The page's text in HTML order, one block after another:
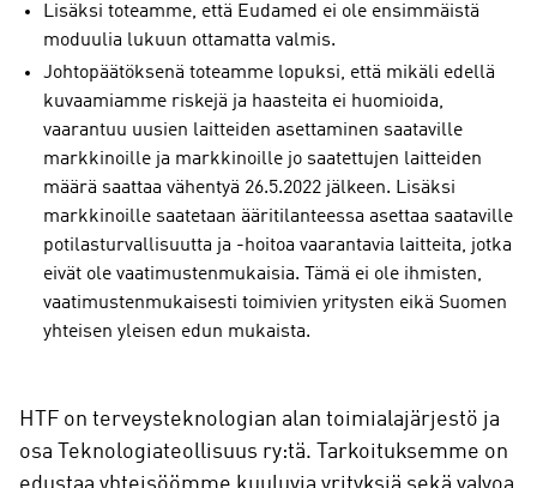
Lisäksi toteamme, että Eudamed ei ole ensimmäistä
moduulia lukuun ottamatta valmis.
Johtopäätöksenä toteamme lopuksi, että mikäli edellä
kuvaamiamme riskejä ja haasteita ei huomioida,
vaarantuu uusien laitteiden asettaminen saataville
markkinoille ja markkinoille jo saatettujen laitteiden
määrä saattaa vähentyä 26.5.2022 jälkeen. Lisäksi
markkinoille saatetaan ääritilanteessa asettaa saataville
potilasturvallisuutta ja -hoitoa vaarantavia laitteita, jotka
eivät ole vaatimustenmukaisia. Tämä ei ole ihmisten,
vaatimustenmukaisesti toimivien yritysten eikä Suomen
yhteisen yleisen edun mukaista.
HTF on terveysteknologian alan toimialajärjestö ja
osa Teknologiateollisuus ry:tä. Tarkoituksemme on